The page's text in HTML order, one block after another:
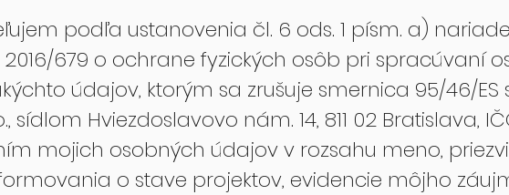
podľa ustanovenia čl. 6 ods. 1 písm. a)
2016/679 o ochrane fyzických osôb pri spracúvaní
údajov, ktorým sa zrušuje smernica 95/46/ES
sídlom Hviezdoslavovo nám. 14, 811 02 Bratislava,
mojich osobných údajov v rozsahu meno,
o stave projektov, evidencie môjho